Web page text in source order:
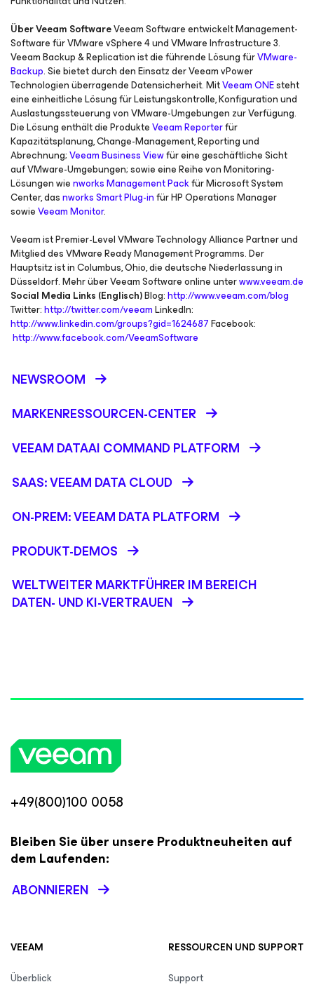
Über Veeam SoftwareVeeam Software entwickelt Management-
Software für VMware vSphere 4 und VMware Infrastructure 3.
Veeam Backup & Replication ist die führende Lösung fürVMware-
Backup. Sie bietet durch den Einsatz der Veeam vPower
Technologien überragende Datensicherheit. MitVeeam ONEsteht
eine einheitliche Lösung für Leistungskontrolle, Konfiguration und
Auslastungssteuerung von VMware-Umgebungen zur Verfügung.
Die Lösung enthält die ProdukteVeeam Reporterfür
Kapazitätsplanung, Change-Management, Reporting und
Abrechnung;Veeam Business Viewfür eine geschäftliche Sicht
auf VMware-Umgebungen; sowie eine Reihe von Monitoring-
Lösungen wienworks Management Packfür Microsoft System
Center, dasnworks Smart Plug-infür HP Operations Manager
sowieVeeam Monitor.
Veeam ist Premier-Level VMware Technology Alliance Partner und
Mitglied des VMware Ready Management Programms. Der
Hauptsitz ist in Columbus, Ohio, die deutsche Niederlassung in
Düsseldorf. Mehr über Veeam Software online unterwww.veeam.de
Social Media Links (Englisch)Blog:http://www.veeam.com/blog
Twitter:http://twitter.com/veeamLinkedIn:
http://www.linkedin.com/groups?gid=1624687Facebook:
http://www.facebook.com/VeeamSoftware
NEWSROOM
MARKENRESSOURCEN-CENTER
VEEAM DATAAI COMMAND PLATFORM
SAAS: VEEAM DATA CLOUD
ON-PREM: VEEAM DATA PLATFORM
PRODUKT-DEMOS
WELTWEITER MARKTFÜHRER IM BEREICH
DATEN- UND KI-VERTRAUEN
+49(800)100 0058
Bleiben Sie über unsere Produktneuheiten auf
dem Laufenden:
ABONNIEREN
VEEAM
Überblick
RESSOURCEN UND SUPPORT
Support